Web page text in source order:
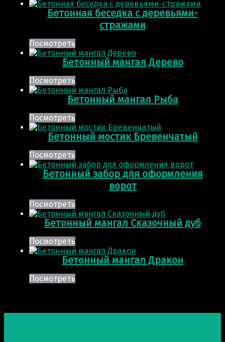
Бетонная беседка с деревьями-
стражами
Посмотреть
Бетонный мангал Дерево
Посмотреть
Бетонный мангал Рыба
Посмотреть
Бетонный мостик Бревенчатый
Посмотреть
Бетонный забор для оформления
ворот
Посмотреть
Бетонный мангал Сказочный дуб
Посмотреть
Бетонный мангал Дракон
Посмотреть